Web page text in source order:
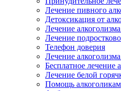
Лечение пивного
Детоксикация от
Лечение
Лечение
Телефон доверия
Лечение
Бесплатное лечение
Лечение белой
Помощь алкоголикам